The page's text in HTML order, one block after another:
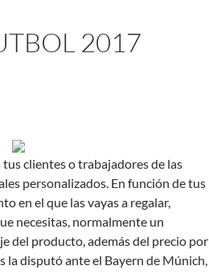
2017
clientes o trabajadores de las
personalizados. En función de tus
en el que las vayas a regalar,
necesitas, normalmente un
del producto, además del precio por
la disputó ante el Bayern de Múnich,